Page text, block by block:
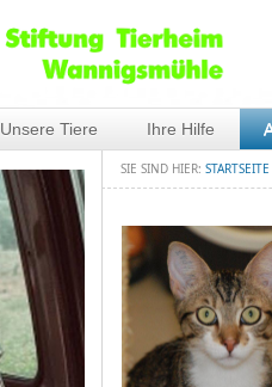
Unsere Tiere Ihre Hilfe
SIE SIND HIER: STARTSEITE